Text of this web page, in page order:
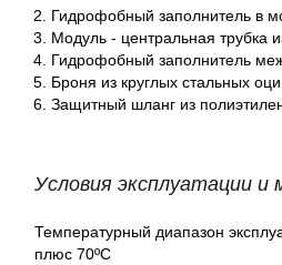
Гидрофобный заполнитель в
Модуль - центральная трубка
Гидрофобный заполнитель
Броня из круглых стальных
Защитный шланг из
Условия эксплуатации и
Температурный диапазон
плюс 70ºС